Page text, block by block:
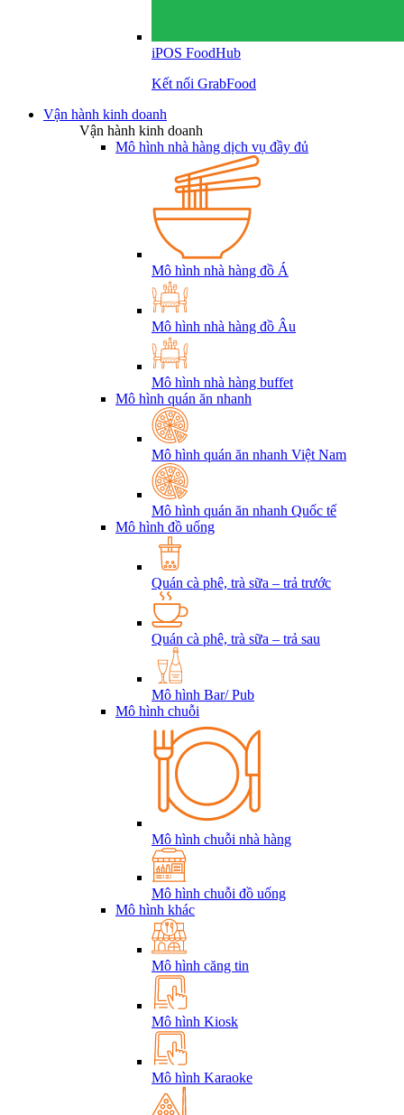
iPOS FoodHub
Kết nối GrabFood
Vận hành kinh doanh
Vận hành kinh doanh
Mô hình nhà hàng dịch vụ đầy đủ
Mô hình nhà hàng đồ Á
Mô hình nhà hàng đồ Âu
Mô hình nhà hàng buffet
Mô hình quán ăn nhanh
Mô hình quán ăn nhanh Việt Nam
Mô hình quán ăn nhanh Quốc tế
Mô hình đồ uống
Quán cà phê, trà sữa – trả trước
Quán cà phê, trà sữa – trả sau
Mô hình Bar/ Pub
Mô hình chuỗi
Mô hình chuỗi nhà hàng
Mô hình chuỗi đồ uống
Mô hình khác
Mô hình căng tin
Mô hình Kiosk
Mô hình Karaoke